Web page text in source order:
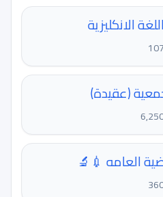
الانكليزية
(عقيدة)
العامه 💉🔬